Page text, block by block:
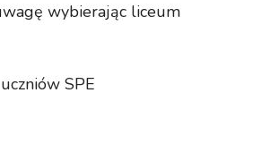
wybierając liceum
SPE